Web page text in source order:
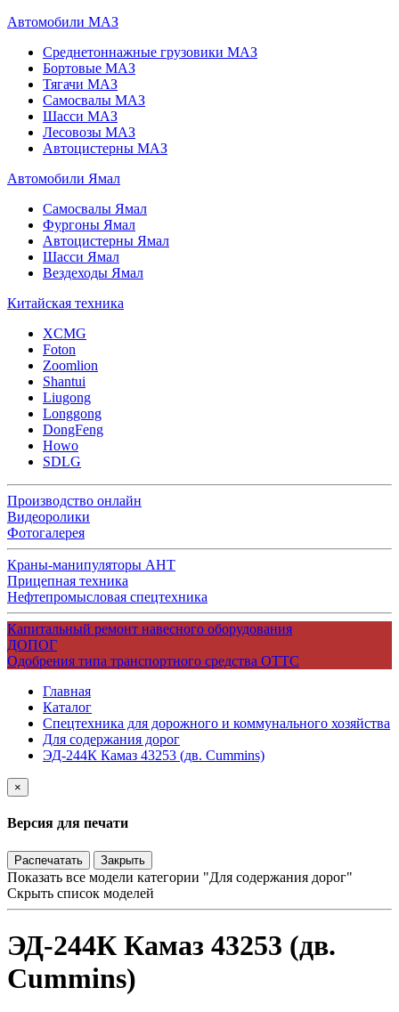
Автомобили МАЗ
Среднетоннажные грузовики МАЗ
Бортовые МАЗ
Тягачи МАЗ
Самосвалы МАЗ
Шасси МАЗ
Лесовозы МАЗ
Автоцистерны МАЗ
Автомобили Ямал
Самосвалы Ямал
Фургоны Ямал
Автоцистерны Ямал
Шасси Ямал
Вездеходы Ямал
Китайская техника
XCMG
Foton
Zoomlion
Shantui
Liugong
Longgong
DongFeng
Howo
SDLG
Производство онлайн
Видеоролики
Фотогалерея
Краны-манипуляторы АНТ
Прицепная техника
Нефтепромысловая спецтехника
Капитальный ремонт навесного оборудования
ДОПОГ
Одобрения типа транспортного средства ОТТС
Главная
Каталог
Спецтехника для дорожного и коммунального хозяйства
Для содержания дорог
ЭД-244К Камаз 43253 (дв. Cummins)
×
Версия для печати
Распечатать Закрыть
Показать все модели категории "Для содержания дорог"
Скрыть список моделей
ЭД-244К Камаз 43253 (дв.
Cummins)